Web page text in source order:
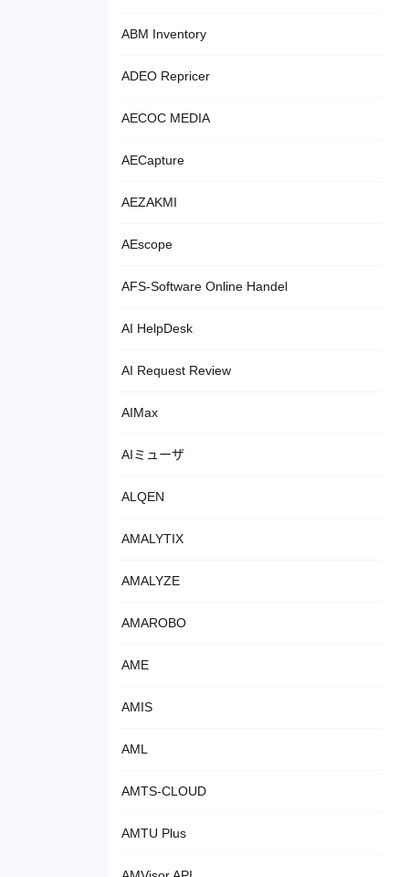
ABM Inventory
ADEO Repricer
AECOC MEDIA
AECapture
AEZAKMI
AEscope
AFS-Software Online Handel
AI HelpDesk
AI Request Review
AIMax
AIミューザ
ALQEN
AMALYTIX
AMALYZE
AMAROBO
AME
AMIS
AML
AMTS-CLOUD
AMTU Plus